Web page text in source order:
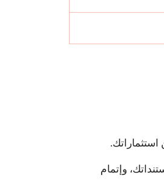
استثماراتك.
وإتمام